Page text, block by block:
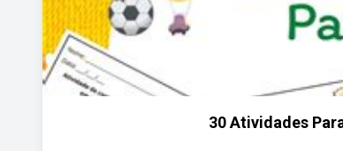
30 Atividades